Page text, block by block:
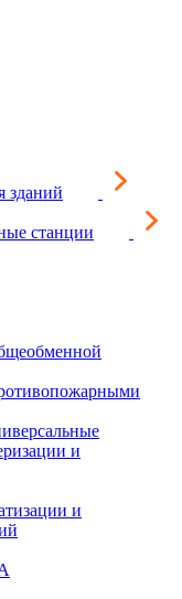
зданий
станции
и
и